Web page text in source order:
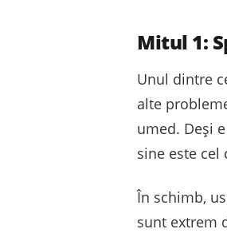
Mitul 1:
Unul dintre
alte
umed. Deși
sine este cel
În schimb,
sunt extrem